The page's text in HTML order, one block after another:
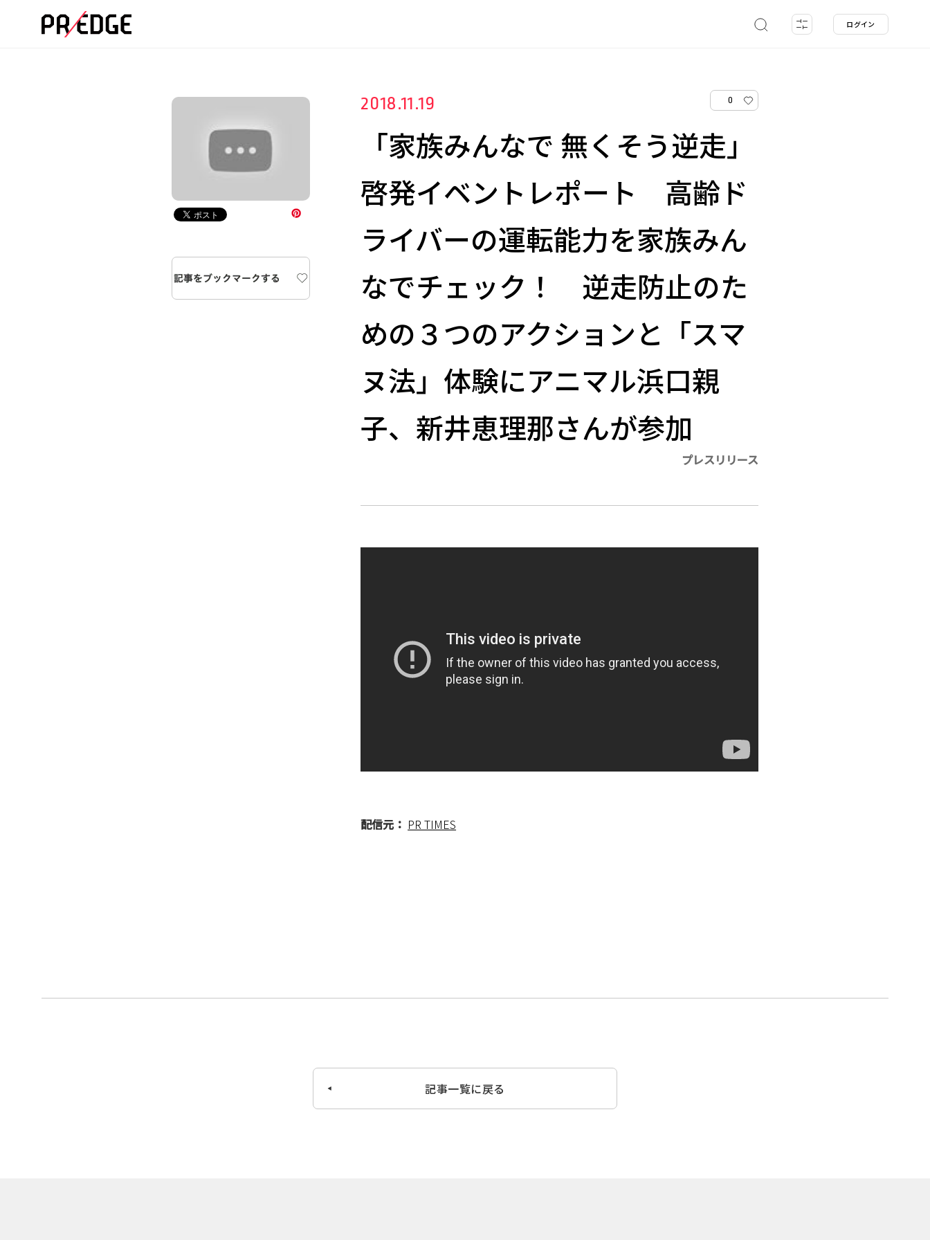
ログイン
2018.11.19 0
「家族みんなで 無くそう逆走」
啓発イベントレポート 高齢ド
ライバーの運転能力を家族みん
なでチェック！ 逆走防止のた
めの３つのアクションと「スマ
ヌ法」体験にアニマル浜口親
子、新井恵理那さんが参加
プレスリリース
配信元： PR TIMES
記事一覧に戻る